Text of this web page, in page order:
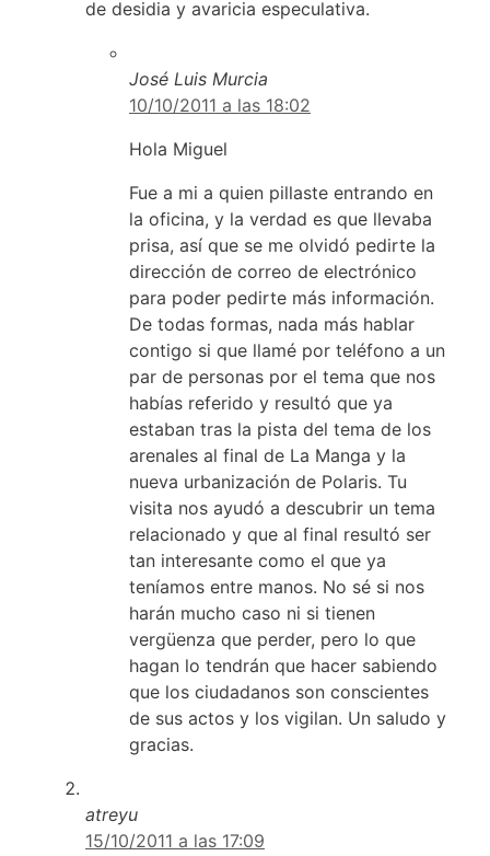
de desidia y avaricia especulativa.
José Luis Murcia
10/10/2011 a las 18:02
Hola Miguel
Fue a mi a quien pillaste entrando en
la oficina, y la verdad es que llevaba
prisa, así que se me olvidó pedirte la
dirección de correo de electrónico
para poder pedirte más información.
De todas formas, nada más hablar
contigo si que llamé por teléfono a un
par de personas por el tema que nos
habías referido y resultó que ya
estaban tras la pista del tema de los
arenales al final de La Manga y la
nueva urbanización de Polaris. Tu
visita nos ayudó a descubrir un tema
relacionado y que al final resultó ser
tan interesante como el que ya
teníamos entre manos. No sé si nos
harán mucho caso ni si tienen
vergüenza que perder, pero lo que
hagan lo tendrán que hacer sabiendo
que los ciudadanos son conscientes
de sus actos y los vigilan. Un saludo y
gracias.
atreyu
15/10/2011 a las 17:09